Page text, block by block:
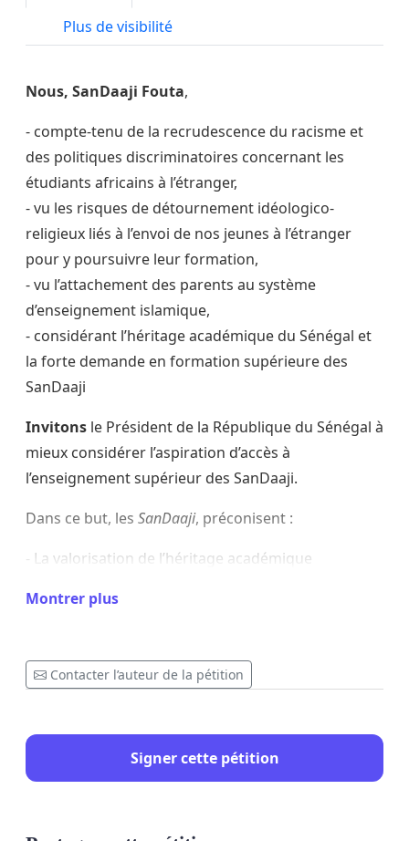
Plus de visibilité
Nous, SanDaaji Fouta,
- compte-tenu de la recrudescence du racisme et
des politiques discriminatoires concernant les
étudiants africains à l’étranger,
- vu les risques de détournement idéologico-
religieux liés à l’envoi de nos jeunes à l’étranger
pour y poursuivre leur formation,
- vu l’attachement des parents au système
d’enseignement islamique,
- considérant l’héritage académique du Sénégal et
la forte demande en formation supérieure des
SanDaaji
Invitons le Président de la République du Sénégal à
mieux considérer l’aspiration d’accès à
l’enseignement supérieur des SanDaaji.
Dans ce but, les SanDaaji, préconisent :
- La valorisation de l’héritage académique
- Revoir l’offre académique pour rompre la
égaliser leurs chances d’accès à la formation
supérieure,
d’éducation et des compétences acquises dans les
institutions d’enseignement islamique.
Montrer plus
Contacter l’auteur de la pétition
Signer cette pétition